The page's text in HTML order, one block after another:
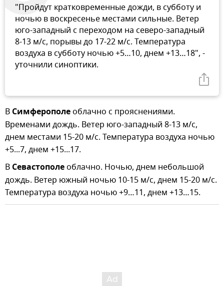
"Пройдут кратковременные дожди, в субботу и
ночью в воскресенье местами сильные. Ветер
юго-западный с переходом на северо-западный
8-13 м/с, порывы до 17-22 м/с. Температура
воздуха в субботу ночью +5…10, днем +13…18", -
уточнили синоптики.
В Симферополе облачно с прояснениями.
Временами дождь. Ветер юго-западный 8-13 м/с,
днем местами 15-20 м/с. Температура воздуха ночью
+5...7, днем +15...17.
В Севастополе облачно. Ночью, днем небольшой
дождь. Ветер южный ночью 10-15 м/с, днем 15-20 м/с.
Температура воздуха ночью +9…11, днем +13…15.